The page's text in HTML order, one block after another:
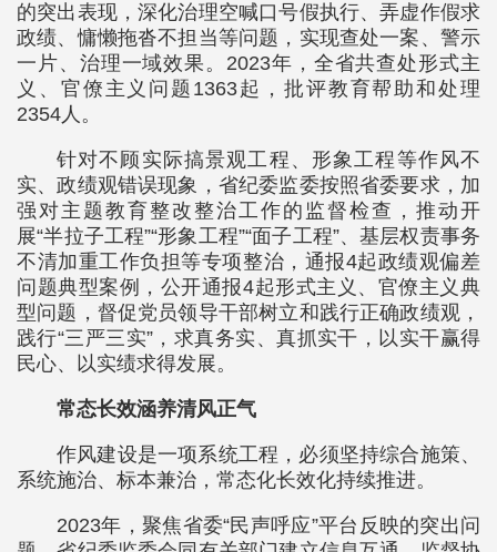
的突出表现，深化治理空喊口号假执行、弄虚作假求
政绩、慵懒拖沓不担当等问题，实现查处一案、警示
一片、治理一域效果。2023年，全省共查处形式主
义、官僚主义问题1363起，批评教育帮助和处理
2354人。
针对不顾实际搞景观工程、形象工程等作风不
实、政绩观错误现象，省纪委监委按照省委要求，加
强对主题教育整改整治工作的监督检查，推动开
展“半拉子工程”“形象工程”“面子工程”、基层权责事务
不清加重工作负担等专项整治，通报4起政绩观偏差
问题典型案例，公开通报4起形式主义、官僚主义典
型问题，督促党员领导干部树立和践行正确政绩观，
践行“三严三实”，求真务实、真抓实干，以实干赢得
民心、以实绩求得发展。
常态长效涵养清风正气
作风建设是一项系统工程，必须坚持综合施策、
系统施治、标本兼治，常态化长效化持续推进。
2023年，聚焦省委“民声呼应”平台反映的突出问